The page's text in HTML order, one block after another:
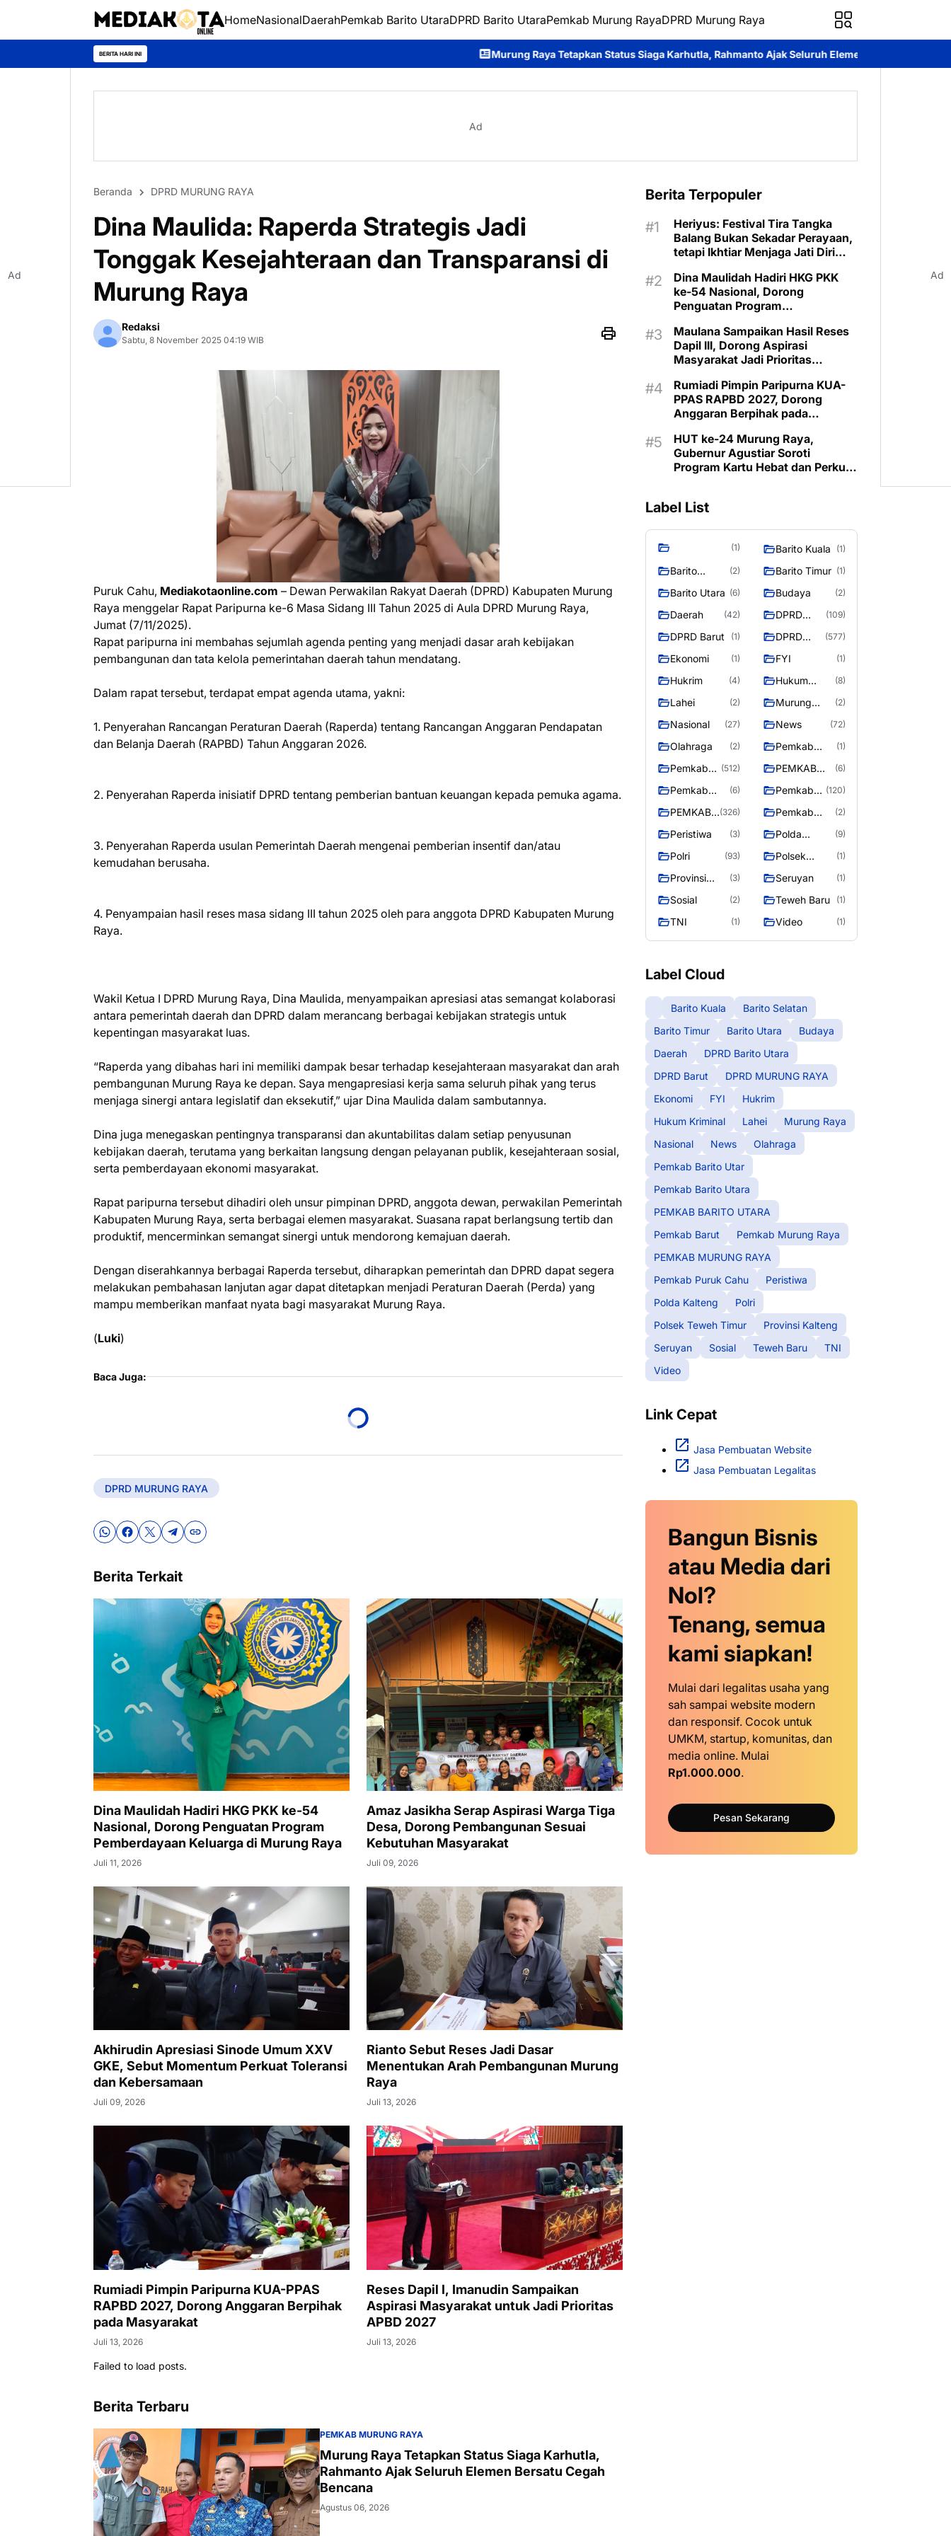
HomeNasionalDaerahPemkab Barito UtaraDPRD Barito UtaraPemkab Murung RayaDPRD Murung Raya
BERITA HARI INI Murung Raya Tetapkan Status Siaga Karhutla, Rahmanto Ajak Seluruh Elemen Bersatu Cegah Bencana
Ad
Beranda DPRD MURUNG RAYA
Dina Maulida: Raperda Strategis Jadi
Tonggak Kesejahteraan dan Transparansi di
Murung Raya
Redaksi
Sabtu, 8 November 2025 04:19 WIB
Puruk Cahu, Mediakotaonline.com – Dewan Perwakilan Rakyat Daerah (DPRD) Kabupaten Murung
Raya menggelar Rapat Paripurna ke-6 Masa Sidang III Tahun 2025 di Aula DPRD Murung Raya,
Jumat (7/11/2025).
Rapat paripurna ini membahas sejumlah agenda penting yang menjadi dasar arah kebijakan
pembangunan dan tata kelola pemerintahan daerah tahun mendatang.
Dalam rapat tersebut, terdapat empat agenda utama, yakni:
1. Penyerahan Rancangan Peraturan Daerah (Raperda) tentang Rancangan Anggaran Pendapatan
dan Belanja Daerah (RAPBD) Tahun Anggaran 2026.
2. Penyerahan Raperda inisiatif DPRD tentang pemberian bantuan keuangan kepada pemuka agama.
3. Penyerahan Raperda usulan Pemerintah Daerah mengenai pemberian insentif dan/atau
kemudahan berusaha.
4. Penyampaian hasil reses masa sidang III tahun 2025 oleh para anggota DPRD Kabupaten Murung
Raya.
Wakil Ketua I DPRD Murung Raya, Dina Maulida, menyampaikan apresiasi atas semangat kolaborasi
antara pemerintah daerah dan DPRD dalam merancang berbagai kebijakan strategis untuk
kepentingan masyarakat luas.
“Raperda yang dibahas hari ini memiliki dampak besar terhadap kesejahteraan masyarakat dan arah
pembangunan Murung Raya ke depan. Saya mengapresiasi kerja sama seluruh pihak yang terus
menjaga sinergi antara legislatif dan eksekutif,” ujar Dina Maulida dalam sambutannya.
Dina juga menegaskan pentingnya transparansi dan akuntabilitas dalam setiap penyusunan
kebijakan daerah, terutama yang berkaitan langsung dengan pelayanan publik, kesejahteraan sosial,
serta pemberdayaan ekonomi masyarakat.
Rapat paripurna tersebut dihadiri oleh unsur pimpinan DPRD, anggota dewan, perwakilan Pemerintah
Kabupaten Murung Raya, serta berbagai elemen masyarakat. Suasana rapat berlangsung tertib dan
produktif, mencerminkan semangat sinergi untuk mendorong kemajuan daerah.
Dengan diserahkannya berbagai Raperda tersebut, diharapkan pemerintah dan DPRD dapat segera
melakukan pembahasan lanjutan agar dapat ditetapkan menjadi Peraturan Daerah (Perda) yang
mampu memberikan manfaat nyata bagi masyarakat Murung Raya.
(Luki)
Baca Juga:
DPRD MURUNG RAYA
Berita Terkait
Dina Maulidah Hadiri HKG PKK ke-54
Nasional, Dorong Penguatan Program
Pemberdayaan Keluarga di Murung Raya
Juli 11, 2026
Amaz Jasikha Serap Aspirasi Warga Tiga
Desa, Dorong Pembangunan Sesuai
Kebutuhan Masyarakat
Juli 09, 2026
Akhirudin Apresiasi Sinode Umum XXV
GKE, Sebut Momentum Perkuat Toleransi
dan Kebersamaan
Juli 09, 2026
Rianto Sebut Reses Jadi Dasar
Menentukan Arah Pembangunan Murung
Raya
Juli 13, 2026
Rumiadi Pimpin Paripurna KUA-PPAS
RAPBD 2027, Dorong Anggaran Berpihak
pada Masyarakat
Juli 13, 2026
Reses Dapil I, Imanudin Sampaikan
Aspirasi Masyarakat untuk Jadi Prioritas
APBD 2027
Juli 13, 2026
Failed to load posts.
Berita Terbaru
PEMKAB MURUNG RAYA
Murung Raya Tetapkan Status Siaga Karhutla,
Rahmanto Ajak Seluruh Elemen Bersatu Cegah
Bencana
Agustus 06, 2026
Berita Terpopuler
Heriyus: Festival Tira Tangka
Balang Bukan Sekadar Perayaan,
tetapi Ikhtiar Menjaga Jati Diri
Dina Maulidah Hadiri HKG PKK
ke-54 Nasional, Dorong
Penguatan Program
Murung Raya
Maulana Sampaikan Hasil Reses
Dapil III, Dorong Aspirasi
Masyarakat Jadi Prioritas
Rumiadi Pimpin Paripurna KUA-
PPAS RAPBD 2027, Dorong
Anggaran Berpihak pada
HUT ke-24 Murung Raya,
Gubernur Agustiar Soroti
Program Kartu Hebat dan Perkuat
Label List
(1) Barito Kuala (1)
Barito
(2) Barito Timur (1)
Barito Utara (6) Budaya (2)
Daerah (42)
DPRD
Utara
(109)
DPRD Barut (1)
DPRD
RAYA
(577)
Ekonomi (1) FYI (1)
Hukrim (4)
Hukum
(8)
Lahei (2)
Murung
(2)
Nasional (27) News (72)
Olahraga (2)
Pemkab
(1)
Pemkab
Utara
(512)
PEMKAB
UTARA
(6)
Pemkab
(6)
Pemkab
Raya
(120)
PEMKAB
RAYA
(326)
Pemkab
(2)
Peristiwa (3)
Polda
(9)
Polri (93)
Polsek
(1)
Provinsi
(3) Seruyan (1)
Sosial (2) Teweh Baru (1)
TNI (1) Video (1)
Label Cloud
Barito Kuala
Barito Selatan
Barito Timur
Barito Utara
Budaya
Daerah
DPRD Barito Utara
DPRD Barut
DPRD MURUNG RAYA
Ekonomi
FYI
Hukrim
Hukum Kriminal
Lahei
Murung Raya
Nasional
News
Olahraga
Pemkab Barito Utar
Pemkab Barito Utara
PEMKAB BARITO UTARA
Pemkab Barut
Pemkab Murung Raya
PEMKAB MURUNG RAYA
Pemkab Puruk Cahu
Peristiwa
Polda Kalteng
Polri
Polsek Teweh Timur
Provinsi Kalteng
Seruyan
Sosial Teweh Baru
TNI
Video
Link Cepat
Jasa Pembuatan Website
Jasa Pembuatan Legalitas
Bangun Bisnis
atau Media dari
Nol?
Tenang, semua
kami siapkan!
Mulai dari legalitas usaha yang
sah sampai website modern
dan responsif. Cocok untuk
UMKM, startup, komunitas, dan
media online. Mulai
Rp1.000.000.
Pesan Sekarang
Ad Ad